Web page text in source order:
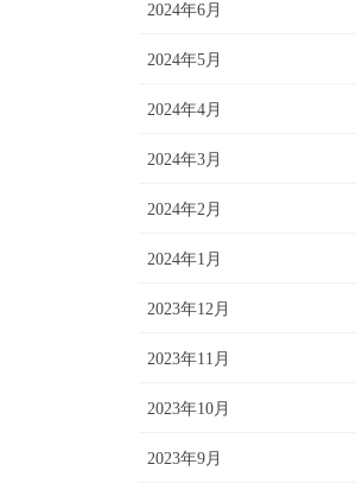
2024年6月
2024年5月
2024年4月
2024年3月
2024年2月
2024年1月
2023年12月
2023年11月
2023年10月
2023年9月